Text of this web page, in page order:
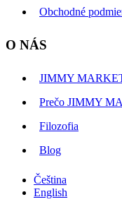
Obchodné
O NÁS
JIMMY
Prečo JIMMY
Filozofia
Blog
Čeština
English